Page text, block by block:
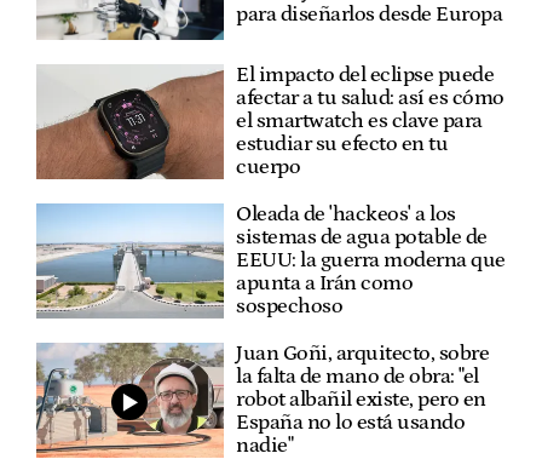
para diseñarlos desde Europa
El impacto del eclipse puede
afectar a tu salud: así es cómo
el smartwatch es clave para
estudiar su efecto en tu
cuerpo
Oleada de 'hackeos' a los
sistemas de agua potable de
EEUU: la guerra moderna que
apunta a Irán como
sospechoso
Juan Goñi, arquitecto, sobre
la falta de mano de obra: "el
robot albañil existe, pero en
España no lo está usando
nadie"